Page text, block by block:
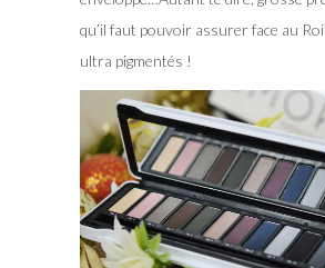
qu’il faut pouvoir assurer face au
ultra pigmentés !